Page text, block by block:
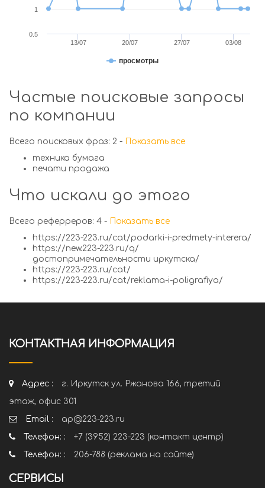
просмотры
13/07 20/07 27/07 03/08
0.5
1
Частые поисковые запросы
по компании
Всего поисковых фраз: 2 - Показать все
техника бумага
печати продажа
Что искали до этого
Всего реферреров: 4 - Показать все
https://223-223.ru/cat/podarki-i-predmety-interera/
https://new.223-223.ru/q/
достопримечательности иркутска/
https://223-223.ru/cat/
https://223-223.ru/cat/reklama-i-poligrafiya/
КОНТАКТНАЯ ИНФОРМАЦИЯ
Адрес :
г. Иркутск ул. Ржанова 166, третий
этаж, офис 301
Email :
ap@223-223.ru
Телефон: :
+7 (3952) 223-223 (контакт центр)
Телефон: :
206-788 (реклама на сайте)
СЕРВИСЫ